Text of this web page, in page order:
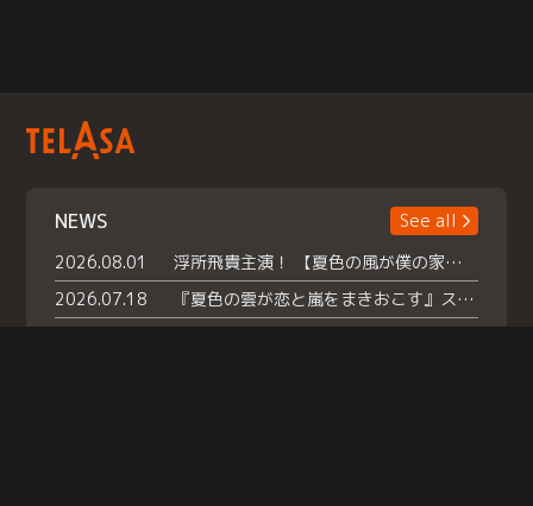
NEWS
See all
2026.08.01
浮所飛貴主演！ 【夏色の風が僕の家にやってきた】 本日よりテラサで独占配信スタート！
2026.07.18
『夏色の雲が恋と嵐をまきおこす』スペシャルメイキング 【Part1】2026年７月18日（土）23時30分～配信スタート！話題のシーンの裏側を大公開！豪華キャスト大集合！ 『武宮家 真夏の家族会議』開催！